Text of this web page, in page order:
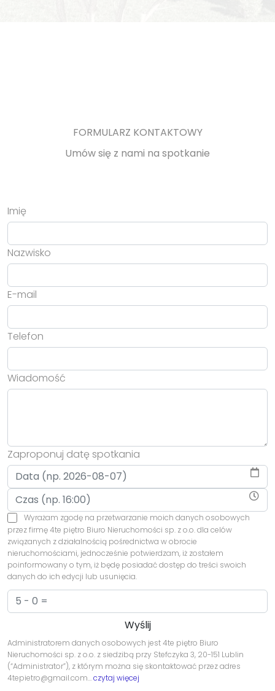
FORMULARZ KONTAKTOWY
Umów się z nami na spotkanie
Imię
Nazwisko
E-mail
Telefon
Wiadomość
Zaproponuj datę spotkania
Wyrażam zgodę na przetwarzanie moich danych osobowych
przez firmę 4te piętro Biuro Nieruchomości sp. z o.o. dla celów
związanych z działalnością pośrednictwa w obrocie
nieruchomościami, jednocześnie potwierdzam, iż zostałem
poinformowany o tym, iż będę posiadać dostęp do treści swoich
danych do ich edycji lub usunięcia.
Administratorem danych osobowych jest 4te piętro Biuro
Nieruchomości sp. z o.o. z siedzibą przy Stefczyka 3, 20-151 Lublin
(“Administrator”), z którym można się skontaktować przez adres
4tepietro@gmail.com…czytaj więcej